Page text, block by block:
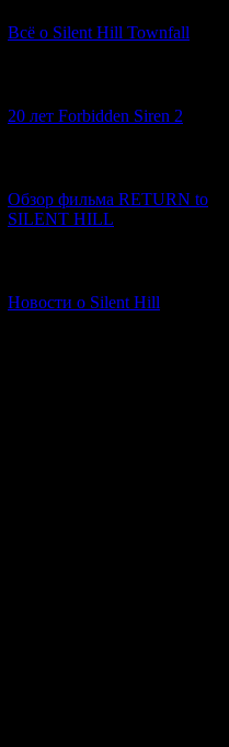
Всё о Silent Hill Townfall
20 лет Forbidden Siren 2
Обзор фильма RETURN to
SILENT HILL
Новости о Silent Hill